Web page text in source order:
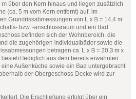
über den Kern hinaus und liegen zusätzlich
(ca. 5 m vom Kern entfernt) auf. Im
Grundrissabmessungen von L x B = 14,4 m
bzw. -anschlussraum und ein Bad
befinden sich der Wohnbereich, die
die zugehörigen Individualbäder sowie die
betragen ca. L x B = 20,3 m x
lediglich aus dem bereits erwähnten
Außenküche sowie ein Bad untergebracht
der Obergeschoss-Decke wird zur
Die Erschließung erfolgt über ein